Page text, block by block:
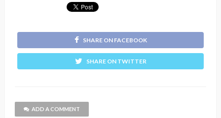
SHARE ON FACEBOOK
SHARE ON TWITTER
ADD A COMMENT